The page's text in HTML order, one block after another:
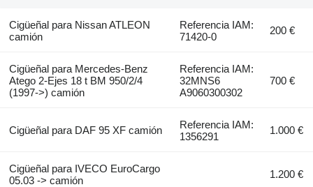
Cigüeñal para Nissan ATLEON
camión
Referencia IAM:
71420-0
200 €
Cigüeñal para Mercedes-Benz
Atego 2-Ejes 18 t BM 950/2/4
(1997->) camión
Referencia IAM:
32MNS6
A9060300302
700 €
Cigüeñal para DAF 95 XF camión
Referencia IAM:
1356291
1.000 €
Cigüeñal para IVECO EuroCargo
05.03 -> camión
1.200 €